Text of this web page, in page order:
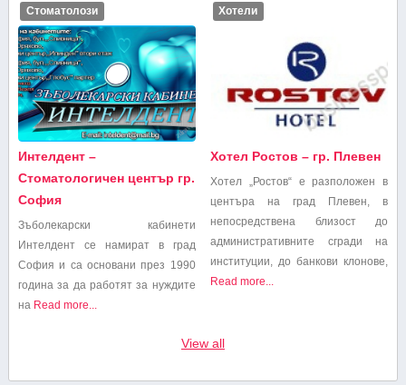
Стоматолози
Интелдент –
Стоматологичен център гр.
София
Зъболекарски кабинети
Интелдент се намират в град
София и са основани през 1990
година за да работят за нуждите
на Read more...
Хотели
Хотел Ростов – гр. Плевен
Хотел „Ростов“ е разположен в
центъра на град Плевен, в
непосредствена близост до
административните сгради на
институции, до банкови клонове,
Read more...
View all